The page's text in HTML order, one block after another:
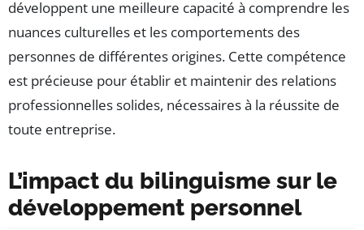
développent une meilleure capacité à comprendre les
nuances culturelles et les comportements des
personnes de différentes origines. Cette compétence
est précieuse pour établir et maintenir des relations
professionnelles solides, nécessaires à la réussite de
toute entreprise.
L’impact du bilinguisme sur le
développement personnel